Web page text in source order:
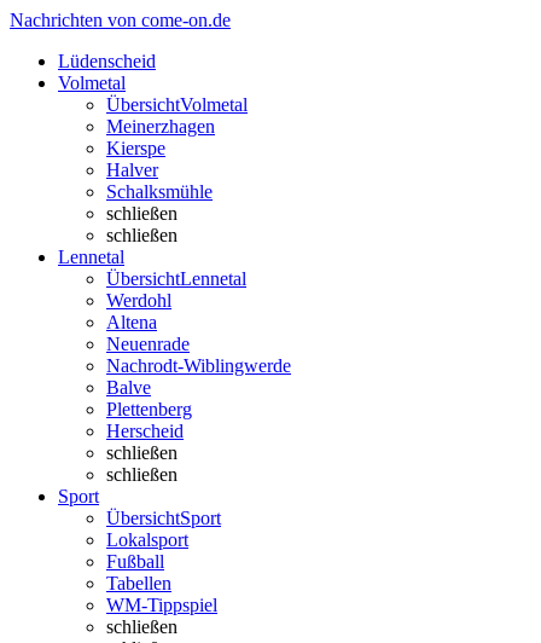
Nachrichten von come-on.de
Lüdenscheid
Volmetal
ÜbersichtVolmetal
Meinerzhagen
Kierspe
Halver
Schalksmühle
schließen
schließen
Lennetal
ÜbersichtLennetal
Werdohl
Altena
Neuenrade
Nachrodt-Wiblingwerde
Balve
Plettenberg
Herscheid
schließen
schließen
Sport
ÜbersichtSport
Lokalsport
Fußball
Tabellen
WM-Tippspiel
schließen